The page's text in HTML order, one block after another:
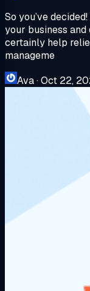
So you’ve
your business and
certainly help
manageme
Ava·Oct 22,